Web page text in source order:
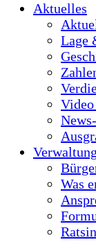
Aktuelles
Lage
Video
Was